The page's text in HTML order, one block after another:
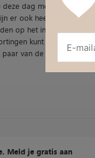
dag met name de
er ook heel
op het internet. Wil jij
kunt vinden? Dan
van de mooiste deals
Meld je gratis aan